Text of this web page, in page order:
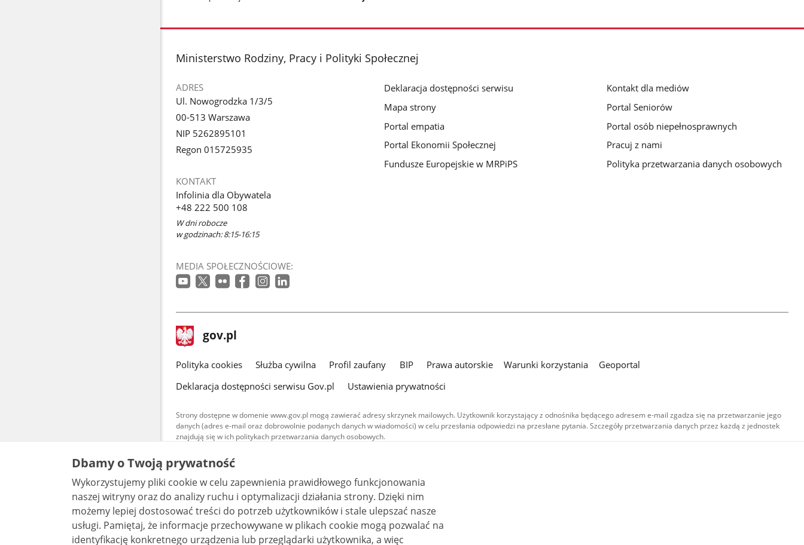
stopka
Ministerstwo Rodziny, Pracy i Polityki Społecznej
ADRES
Ul. Nowogrodzka 1/3/5
00-513 Warszawa
NIP 5262895101
Regon 015725935
KONTAKT
Infolinia dla Obywatela
+48 222 500 108
W dni robocze
w godzinach: 8:15-16:15
MEDIA SPOŁECZNOŚCIOWE:
Deklaracja dostępności serwisu
Mapa strony
Portal empatia
Portal Ekonomii Społecznej
Fundusze Europejskie w MRPiPS
Kontakt dla mediów
Portal Seniorów
Portal osób niepełnosprawnych
Pracuj z nami
Polityka przetwarzania danych osobowych
stopka
gov.pl Strona
gov.pl
gov.pl
Polityka cookies Służba cywilna Profil zaufany BIP Prawa autorskie Warunki korzystania
Geoportal
Deklaracja dostępności serwisu Gov.pl
Ustawienia prywatności
Strony dostępne w domenie www.gov.pl mogą zawierać adresy skrzynek mailowych. Użytkownik korzystający z odnośnika będącego adresem e-mail zgadza się na przetwarzanie jego
danych (adres e-mail oraz dobrowolnie podanych danych w wiadomości) w celu przesłania odpowiedzi na przesłane pytania. Szczegóły przetwarzania danych przez każdą z jednostek
znajdują się w ich politykach przetwarzania danych osobowych.
Treści tekstowe publikowane w serwisie (z wyłączeniem treści audiowizualnych), są
udostępniane na licencji typu Creative Commons: uznanie autorstwa - na tych samych
warunkach 4.0 (CC BY-SA 4.0). Materiały audiowizualne, w tym zdjęcia, materiały audio i wideo,
są udostępniane na licencji typu Creative Commons: uznanie autorstwa użycie niekomercyjne -
bez utworów zależnych 4.0 (CC BY-NC-ND 4.0), o ile nie jest to stwierdzone inaczej.
Dbamy o Twoją prywatność
Wykorzystujemy pliki cookie w celu zapewnienia prawidłowego funkcjonowania
naszej witryny oraz do analizy ruchu i optymalizacji działania strony. Dzięki nim
możemy lepiej dostosować treści do potrzeb użytkowników i stale ulepszać nasze
usługi. Pamiętaj, że informacje przechowywane w plikach cookie mogą pozwalać na
identyfikację konkretnego urządzenia lub przeglądarki użytkownika, a więc